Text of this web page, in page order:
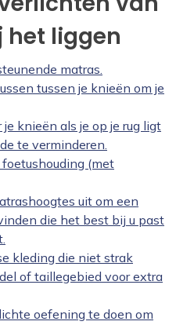
het liggen
matras.
tussen je knieën om je
knieën als je op je rug ligt
te verminderen.
(met
uit om een
die het best bij u past
kleding die niet strak
of taillegebied voor extra
oefening te doen om